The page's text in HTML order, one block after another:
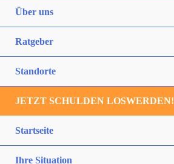
Über uns
Ratgeber
Standorte
JETZT SCHULDEN LOSWERDEN!
Startseite
Ihre Situation